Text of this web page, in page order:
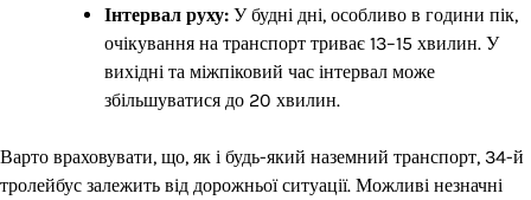
Інтервал руху: У будні дні, особливо в години пік,
очікування на транспорт триває 13–15 хвилин. У
вихідні та міжпіковий час інтервал може
збільшуватися до 20 хвилин.
Варто враховувати, що, як і будь-який наземний транспорт, 34-й
тролейбус залежить від дорожньої ситуації. Можливі незначні